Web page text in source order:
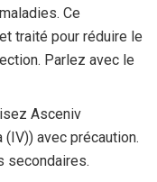
Ce
traité pour réduire le
Parlez avec le
Asceniv
avec précaution.
secondaires.